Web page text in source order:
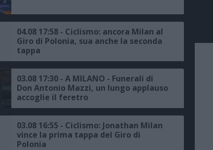
04.08 17:58 - Ciclismo: ancora Milan al
Giro di Polonia, sua anche la seconda
tappa
03.08 17:30 - A MILANO - Funerali di
Don Antonio Mazzi, un lungo applauso
accoglie il feretro
03.08 16:55 - Ciclismo: Jonathan Milan
vince la prima tappa del Giro di
Polonia